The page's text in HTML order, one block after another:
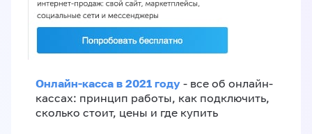
Онлайн-касса в 2021 году - все об онлайн-
кассах: принцип работы, как подключить,
сколько стоит, цены и где купить